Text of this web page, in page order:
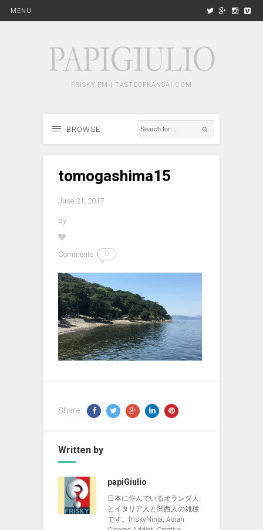
MENU
FRISKY.FM | TASTEOFKANSAI.COM
BROWSE
tomogashima15
June 21, 2017
by
Comments 0
Share:
Written by
papiGiulio
日本に住んでいるオランダ人
とイタリア人と関西人の雑種
です。friskyNinja, Asian